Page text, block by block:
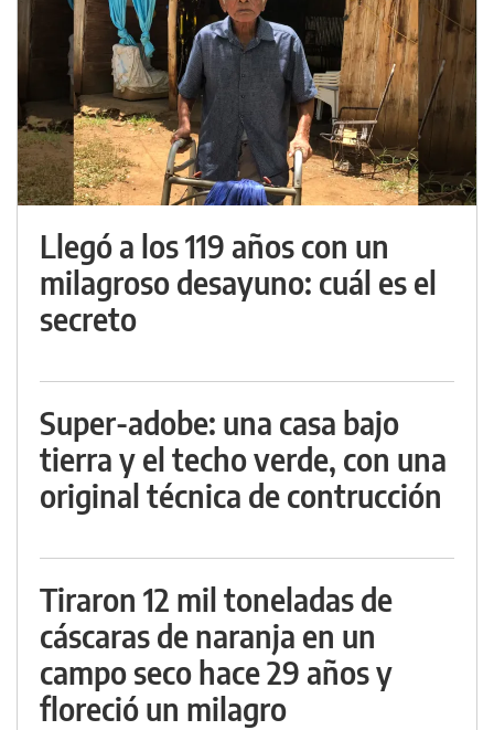
Llegó a los 119 años con un
milagroso desayuno: cuál es el
secreto
Super-adobe: una casa bajo
tierra y el techo verde, con una
original técnica de contrucción
Tiraron 12 mil toneladas de
cáscaras de naranja en un
campo seco hace 29 años y
floreció un milagro